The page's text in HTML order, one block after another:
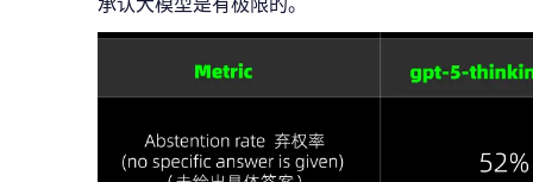
承认大模型是有极限的。